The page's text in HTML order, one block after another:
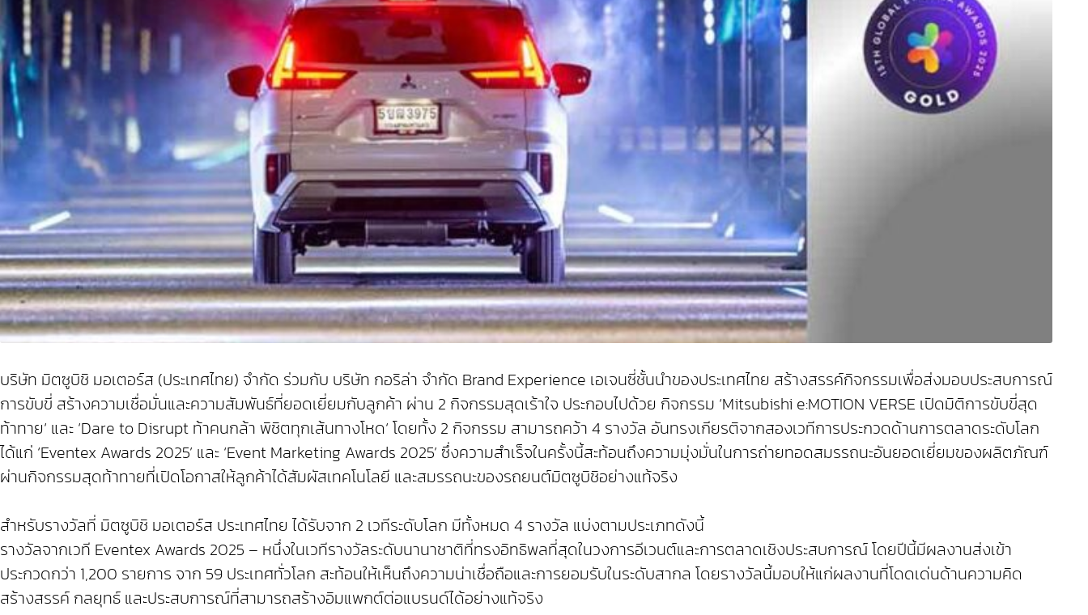
บริษัท มิตซูบิชิ มอเตอร์ส (ประเทศไทย) จำกัด ร่วมกับ บริษัท กอริล่า จำกัด Brand Experience เอเจนซี่ชั้นนำของประเทศไทย สร้างสรรค์กิจกรรมเพื่อส่งมอบประสบการณ์
การขับขี่ สร้างความเชื่อมั่นและความสัมพันธ์ที่ยอดเยี่ยมกับลูกค้า ผ่าน 2 กิจกรรมสุดเร้าใจ ประกอบไปด้วย กิจกรรม ‘Mitsubishi e:MOTION VERSE เปิดมิติการขับขี่สุด
ท้าทาย‘ และ ‘Dare to Disrupt ท้าคนกล้า พิชิตทุกเส้นทางโหด‘ โดยทั้ง 2 กิจกรรม สามารถคว้า 4 รางวัล อันทรงเกียรติจากสองเวทีการประกวดด้านการตลาดระดับโลก
ได้แก่ ‘Eventex Awards 2025’ และ ‘Event Marketing Awards 2025’ ซึ่งความสำเร็จในครั้งนี้สะท้อนถึงความมุ่งมั่นในการถ่ายทอดสมรรถนะอันยอดเยี่ยมของผลิตภัณฑ์
ผ่านกิจกรรมสุดท้าทายที่เปิดโอกาสให้ลูกค้าได้สัมผัสเทคโนโลยี และสมรรถนะของรถยนต์มิตซูบิชิอย่างแท้จริง
สำหรับรางวัลที่ มิตซูบิชิ มอเตอร์ส ประเทศไทย ได้รับจาก 2 เวทีระดับโลก มีทั้งหมด 4 รางวัล แบ่งตามประเภทดังนี้
รางวัลจากเวที Eventex Awards 2025 – หนึ่งในเวทีรางวัลระดับนานาชาติที่ทรงอิทธิพลที่สุดในวงการอีเวนต์และการตลาดเชิงประสบการณ์ โดยปีนี้มีผลงานส่งเข้า
ประกวดกว่า 1,200 รายการ จาก 59 ประเทศทั่วโลก สะท้อนให้เห็นถึงความน่าเชื่อถือและการยอมรับในระดับสากล โดยรางวัลนี้มอบให้แก่ผลงานที่โดดเด่นด้านความคิด
สร้างสรรค์ กลยุทธ์ และประสบการณ์ที่สามารถสร้างอิมแพกต์ต่อแบรนด์ได้อย่างแท้จริง